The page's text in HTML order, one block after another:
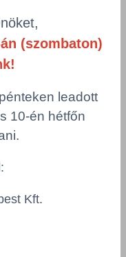
(szombaton)
leadott
10-én hétfőn
Kft.